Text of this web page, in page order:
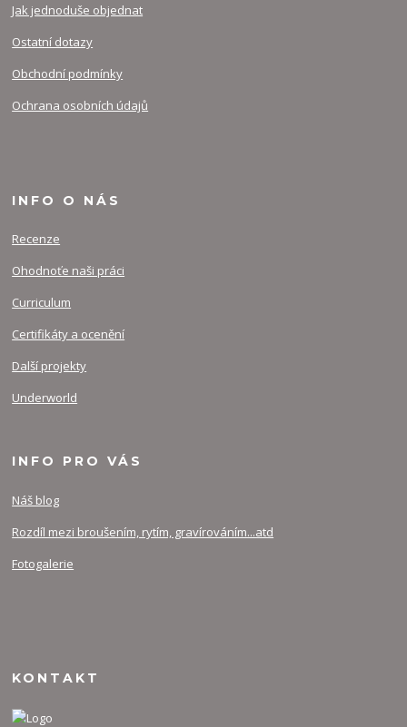
Jak jednoduše objednat
Ostatní dotazy
Obchodní podmínky
Ochrana osobních údajů
INFO O NÁS
Recenze
Ohodnoťe naši práci
Curriculum
Certifikáty a ocenění
Další projekty
Underworld
INFO PRO VÁS
Náš blog
Rozdíl mezi broušením, rytím, gravírováním...atd
Fotogalerie
KONTAKT